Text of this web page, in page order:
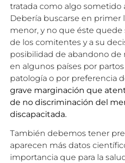
tratada como algo sometido
Debería buscarse en primer
menor, y no que éste
de los comitentes y a su
posibilidad de abandono de
en algunos países por
patología o por preferencia
grave marginación que
de no discriminación del
discapacitada.
También debemos tener
aparecen más datos
importancia que para la